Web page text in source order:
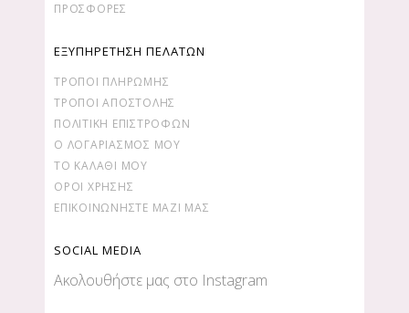
ΠΡΟΣΦΟΡΕΣ
ΕΞΥΠΗΡΕΤΗΣΗ ΠΕΛΑΤΩΝ
ΤΡΌΠΟΙ ΠΛΗΡΩΜΉΣ
ΤΡΌΠΟΙ ΑΠΟΣΤΟΛΉΣ
ΠΟΛΙΤΙΚΉ ΕΠΙΣΤΡΟΦΏΝ
Ο ΛΟΓΑΡΙΑΣΜΌΣ ΜΟΥ
ΤΟ ΚΑΛΆΘΙ ΜΟΥ
ΌΡΟΙ ΧΡΉΣΗΣ
ΕΠΙΚΟΙΝΩΝΉΣΤΕ ΜΑΖΊ ΜΑΣ
SOCIAL MEDIA
Ακολουθήστε μας στο Instagram